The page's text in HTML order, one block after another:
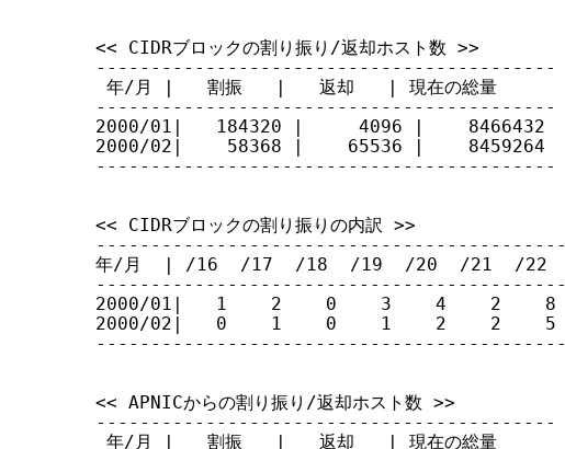
<< CIDRブロックの割り振り/返却ホスト数 >>
------------------------------------------
年/月 |   割振   |   返却   | 現在の総量
------------------------------------------
2000/01|   184320 |     4096 |    8466432
2000/02|    58368 |    65536 |    8459264
------------------------------------------
<< CIDRブロックの割り振りの内訳 >>
-------------------------------------------
年/月  | /16  /17  /18  /19  /20  /21  /22
-------------------------------------------
2000/01|   1    2    0    3    4    2    8
2000/02|   0    1    0    1    2    2    5
-------------------------------------------
<< APNICからの割り振り/返却ホスト数 >>
------------------------------------------
年/月 |   割振   |   返却   | 現在の総量